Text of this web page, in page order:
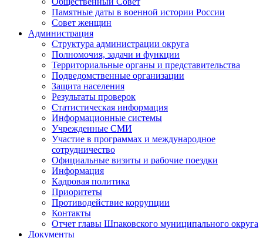
Памятные даты в военной истории России
Совет женщин
Администрация
Структура администрации округа
Полномочия, задачи и функции
Территориальные органы и представительства
Подведомственные организации
Защита населения
Результаты проверок
Статистическая информация
Информационные системы
Учрежденные СМИ
Участие в программах и международное
сотрудничество
Официальные визиты и рабочие поездки
Информация
Кадровая политика
Приоритеты
Противодействие коррупции
Контакты
Отчет главы Шпаковского муниципального округа
Документы